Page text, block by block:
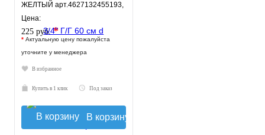
ЖЕЛТЫЙ арт.4627132455193,
ELKA
Цена:
225 руб.*
* Актуальную цену пожалуйста
уточните у менеджера
В избранное
Купить в 1 клик Под заказ
В корзину